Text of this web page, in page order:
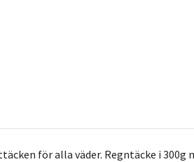
för alla väder. Regntäcke i